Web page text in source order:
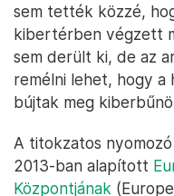
sem tették közzé,
kibertérben végzett
sem derült ki, de az
remélni lehet, hogy a
bújtak meg
A titokzatos
2013-ban alapított
Központjának